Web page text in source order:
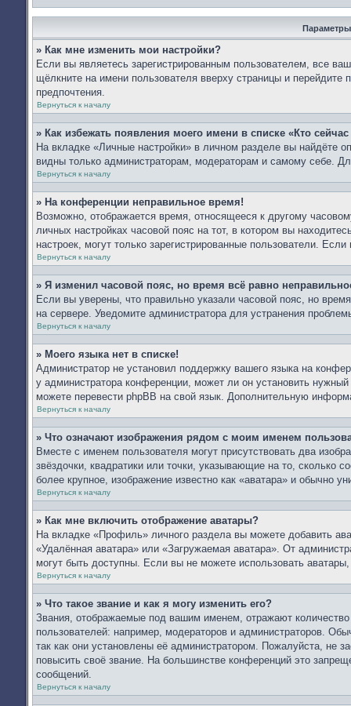
Параметры
» Как мне изменить мои настройки?
Если вы являетесь зарегистрированным пользователем, все
щёлкните на имени пользователя вверху страницы и перейдите
предпочтения.
Вернуться к началу
» Как избежать появления моего имени в списке «Кто
На вкладке «Личные настройки» в личном разделе вы найдёте
видны только администраторам, модераторам и самому себе.
Вернуться к началу
» На конференции неправильное время!
Возможно, отображается время, относящееся к другому
личных настройках часовой пояс на тот, в котором вы
настроек, могут только зарегистрированные пользователи.
Вернуться к началу
» Я изменил часовой пояс, но время всё равно
Если вы уверены, что правильно указали часовой пояс, но
на сервере. Уведомите администратора для устранения
Вернуться к началу
» Моего языка нет в списке!
Администратор не установил поддержку вашего языка на
у администратора конференции, может ли он установить
можете перевести phpBB на свой язык. Дополнительную
Вернуться к началу
» Что означают изображения рядом с моим именем
Вместе с именем пользователя могут присутствовать два
звёздочки, квадратики или точки, указывающие на то, сколько
более крупное, изображение известно как «аватара» и обычно
Вернуться к началу
» Как мне включить отображение аватары?
На вкладке «Профиль» личного раздела вы можете добавить
«Удалённая аватара» или «Загружаемая аватара». От
могут быть доступны. Если вы не можете использовать
Вернуться к началу
» Что такое звание и как я могу изменить его?
Звания, отображаемые под вашим именем, отражают
пользователей: например, модераторов и администраторов.
так как они установлены её администратором. Пожалуйста, не
повысить своё звание. На большинстве конференций это
сообщений.
Вернуться к началу